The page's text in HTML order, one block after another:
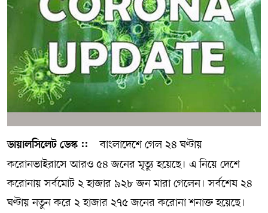
ডায়ালসিলেট ডেস্ক ::
বাংলাদেশে গেল ২৪ ঘণ্টায়
করোনভাইরাসে আরও ৫৪ জনের মৃত্যু হয়েছে। এ নিয়ে দেশে
করোনায় সর্বমোট ২ হাজার ৯২৮ জন মারা গেলেন। সর্বশেষ ২৪
ঘণ্টায় নতুন করে ২ হাজার ২৭৫ জনের করোনা শনাক্ত হয়েছে।
ABOUT US
DIAL SYLHET